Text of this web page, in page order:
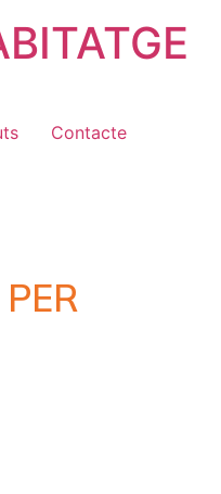
Contacte